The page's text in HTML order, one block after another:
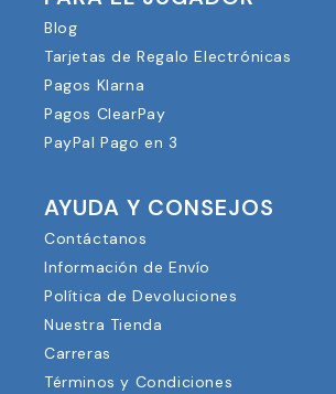
Blog
Tarjetas de Regalo Electrónicas
Pagos Klarna
Pagos ClearPay
PayPal Pago en 3
AYUDA Y CONSEJOS
Contáctanos
Información de Envío
Política de Devoluciones
Nuestra Tienda
Carreras
Términos y Condiciones